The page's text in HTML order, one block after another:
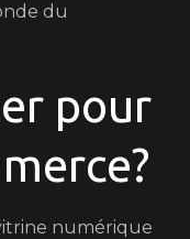
du
pour
numérique